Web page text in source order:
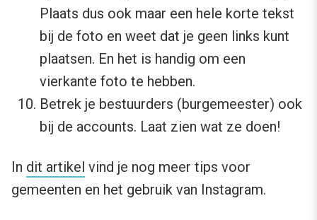
Plaats dus ook maar een hele korte tekst
bij de foto en weet dat je geen links kunt
plaatsen. En het is handig om een
vierkante foto te hebben.
Betrek je bestuurders (burgemeester) ook
bij de accounts. Laat zien wat ze doen!
In dit artikel vind je nog meer tips voor
gemeenten en het gebruik van Instagram.